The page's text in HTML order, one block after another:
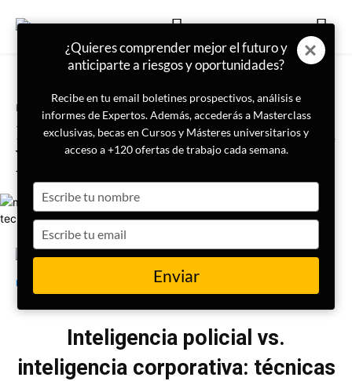
Portada
Masterclass | Inteligencia policial
vs. inteligencia corporativa:
técnicas y métodos
Inteligencia policial vs.
inteligencia corporativa: técnicas
¿Quieres comprender mejor el futuro y
anticiparte a riesgos y oportunidades?
Recibe en tu email boletines prospectivos, análisis e
informes de Expertos. Además, accederás a Masterclass
exclusivas, becas en Cursos y Másteres universitarios y
acceso a +120 ofertas de trabajo cada semana.
your
name
your
email
Enviar